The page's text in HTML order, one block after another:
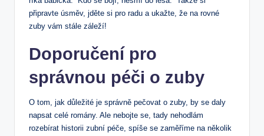
připravte úsměv, jděte si pro radu a ukažte, že na rovné
zuby vám stále záleží!
Doporučení pro
správnou péči o zuby
O tom, jak důležité je správně pečovat o zuby, by se daly
napsat celé romány. Ale nebojte se, tady nehodlám
rozebírat historii zubní péče, spíše se zaměříme na několik